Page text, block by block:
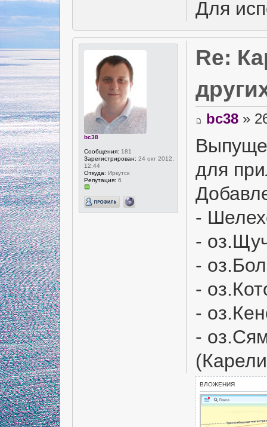
Для
bc38
Сообщения: 181
Зарегистрирован: 24 окт 2012,
12:44
Откуда: Иркутск
Репутация: 6
Re:
bc38 »
для
-
-
-
-
-
-
ВЛОЖЕНИЯ